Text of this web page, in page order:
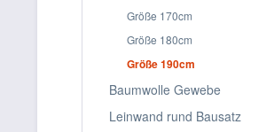
Größe 170cm
Größe 180cm
Größe 190cm
Baumwolle Gewebe
Leinwand rund Bausatz